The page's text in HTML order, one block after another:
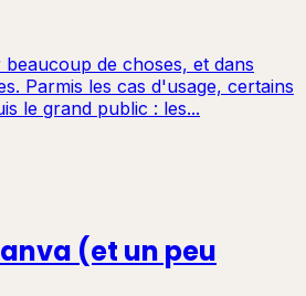
de choses, et dans
Parmis les cas d'usage, certains
le grand public : les...
(et un peu